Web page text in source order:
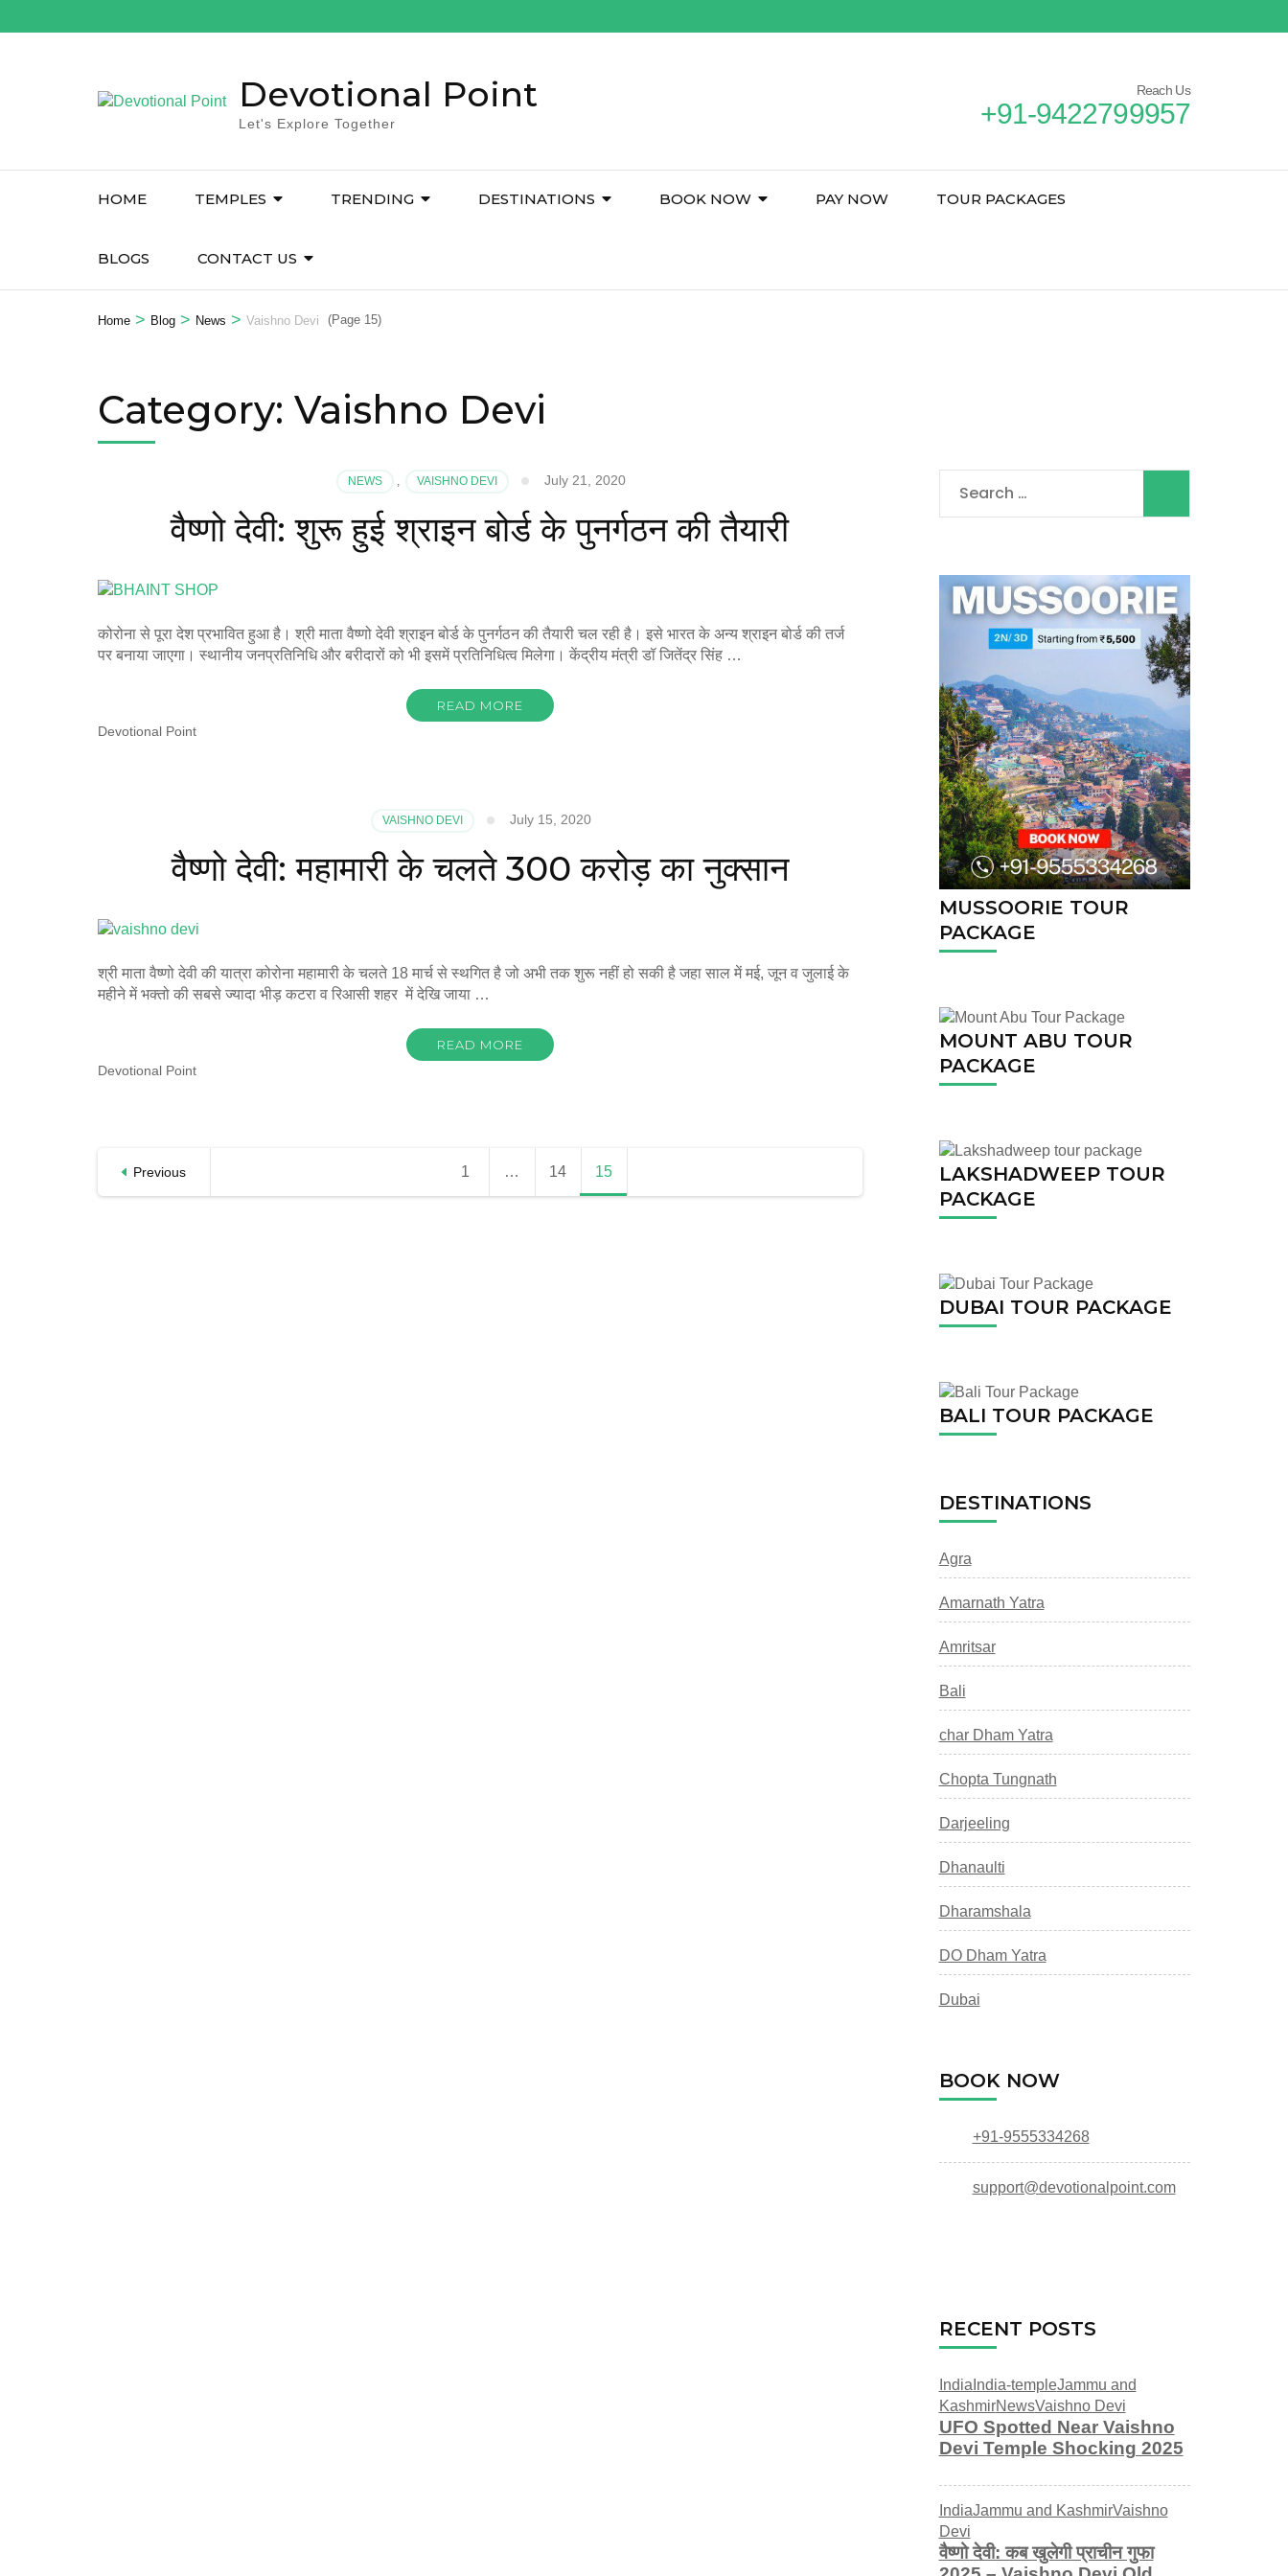
Devotional Point
Let's Explore Together
Reach Us
+91-9422799957
HOME TEMPLES TRENDING DESTINATIONS BOOK NOW PAY NOW TOUR PACKAGES
BLOGS CONTACT US
Home > Blog > News > Vaishno Devi (Page 15)
Category: Vaishno Devi
NEWS , VAISHNO DEVI July 21, 2020
वैष्णो देवी: शुरू हुई श्राइन बोर्ड के पुनर्गठन की तैयारी
कोरोना से पूरा देश प्रभावित हुआ है। श्री माता वैष्णो देवी श्राइन बोर्ड के पुनर्गठन की तैयारी चल रही है। इसे भारत के अन्य श्राइन बोर्ड की तर्ज
पर बनाया जाएगा। स्थानीय जनप्रतिनिधि और बरीदारों को भी इसमें प्रतिनिधित्व मिलेगा। केंद्रीय मंत्री डॉ जितेंद्र सिंह …
READ MORE
Devotional Point
VAISHNO DEVI July 15, 2020
वैष्णो देवी: महामारी के चलते 300 करोड़ का नुक्सान
श्री माता वैष्णो देवी की यात्रा कोरोना महामारी के चलते 18 मार्च से स्थगित है जो अभी तक शुरू नहीं हो सकी है जहा साल में मई, जून व जुलाई के
महीने में भक्तो की सबसे ज्यादा भीड़ कटरा व रिआसी शहर में देखि जाया …
READ MORE
Devotional Point
Previous 1 … 14 15
MUSSOORIE TOUR
PACKAGE
MOUNT ABU TOUR
PACKAGE
LAKSHADWEEP TOUR
PACKAGE
DUBAI TOUR PACKAGE
BALI TOUR PACKAGE
DESTINATIONS
Agra
Amarnath Yatra
Amritsar
Bali
char Dham Yatra
Chopta Tungnath
Darjeeling
Dhanaulti
Dharamshala
DO Dham Yatra
Dubai
BOOK NOW
+91-9555334268
support@devotionalpoint.com
RECENT POSTS
India India-templeJammu and
KashmirNewsVaishno Devi
UFO Spotted Near Vaishno
Devi Temple Shocking 2025
IndiaJammu and KashmirVaishno
Devi
वैष्णो देवी: कब खुलेगी प्राचीन गुफा